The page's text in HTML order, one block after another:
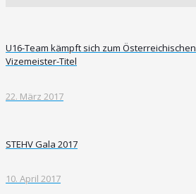
U16-Team kämpft sich zum Österreichischen
Vizemeister-Titel
22. März 2017
STEHV Gala 2017
10. April 2017